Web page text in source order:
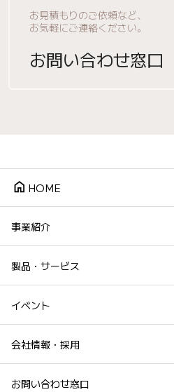
お見積もりのご依頼など、
お気軽にご連絡ください。
お問い合わせ窓口
home HOME
事業紹介
製品・サービス
イベント
会社情報・採用
お問い合わせ窓口